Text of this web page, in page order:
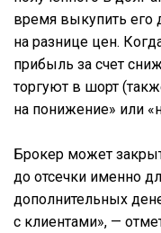
время выкупить его
на разнице цен.
прибыль за счет
торгуют в шорт
на понижение» или
Брокер может
до отсечки именно
дополнительных
с клиентами», —